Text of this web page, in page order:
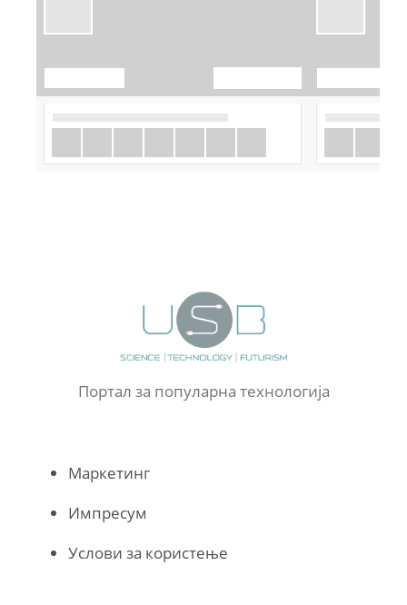
Портал за популарна технологија
Маркетинг
Импресум
Услови за користење